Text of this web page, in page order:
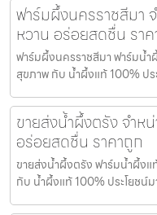
ฟาร์มผึ้งนครราชสีมา
หวาน อร่อยสดชื่น รา
ฟาร์มผึ้งนครราชสีมา ฟาร์มน้
สุขภาพ กับ น้ำผึ้งแท้ 100% ป
ขายส่งน้ำผึ้งตรัง จำห
อร่อยสดชื่น ราคาถูก
ขายส่งน้ำผึ้งตรัง ฟาร์มน้ำผึ้ง
กับ น้ำผึ้งแท้ 100% ประโยชน์